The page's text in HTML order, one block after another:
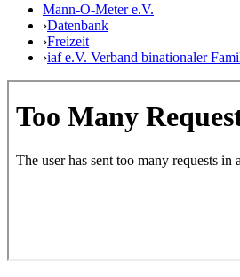
Mann-O-Meter e.V.
›Datenbank
›Freizeit
›iaf e.V. Verband binationaler